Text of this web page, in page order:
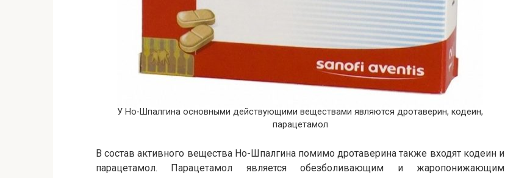
У Но-Шпалгина основными действующими веществами являются дротаверин, кодеин,
парацетамол
В состав активного вещества Но-Шпалгина помимо дротаверина также входят кодеин и
парацетамол. Парацетамол является обезболивающим и жаропонижающим